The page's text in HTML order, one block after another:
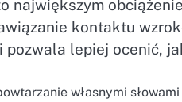
największym
kontaktu
pozwala lepiej ocenić,
własnymi